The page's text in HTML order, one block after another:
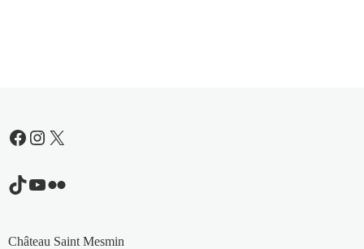
Facebook
Instagram
X
TikTok
YouTube
Flickr
Château Saint Mesmin